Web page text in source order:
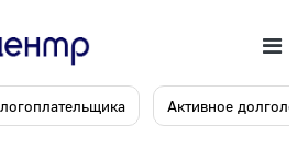
Активное